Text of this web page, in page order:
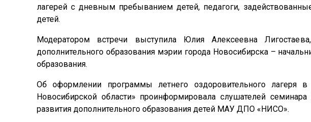
лагерей с дневным пребыванием детей, педагоги,
детей.
Модератором встречи выступила Юлия Алексеевна
дополнительного образования мэрии города Новосибирска –
образования.
Об оформлении программы летнего оздоровительного лагеря в
Новосибирской области» проинформировала слушателей
развития дополнительного образования детей МАУ ДПО «НИСО».